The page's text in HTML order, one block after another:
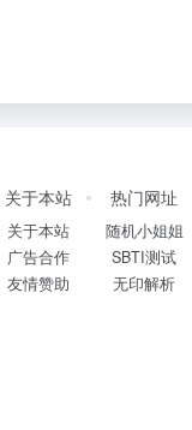
关于本站
关于本站
广告合作
友情赞助
热门网址
随机小姐姐
SBTI测试
无印解析